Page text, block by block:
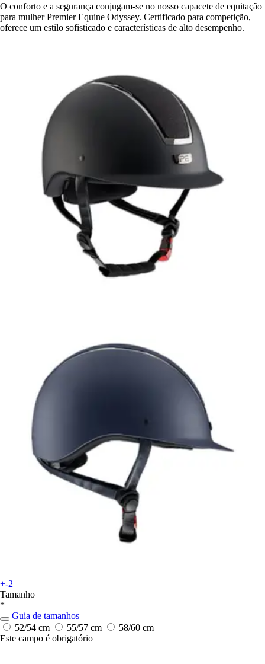
O conforto e a segurança conjugam-se no nosso capacete de equitação
para mulher Premier Equine Odyssey. Certificado para competição,
oferece um estilo sofisticado e características de alto desempenho.
+-2
Tamanho
*
Guia de tamanhos
52/54 cm
55/57 cm
58/60 cm
Este campo é obrigatório